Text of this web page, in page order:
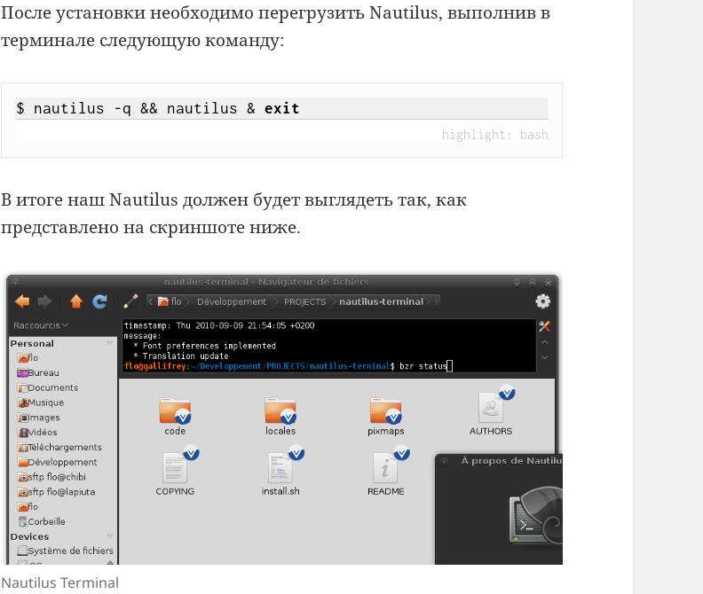
После установки необходимо перегрузить Nautilus, выполнив в
терминале следующую команду:
$ nautilus -q && nautilus & exit
В итоге наш Nautilus должен будет выглядеть так, как
представлено на скриншоте ниже.
Nautilus Terminal